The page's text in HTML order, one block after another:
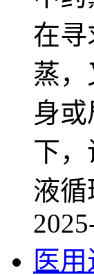
在
蒸
身
下
液
医